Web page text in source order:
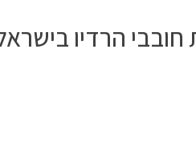
הרדיו